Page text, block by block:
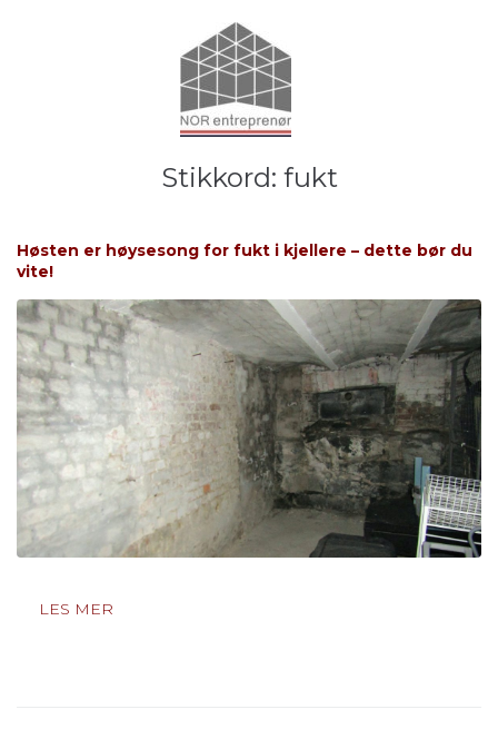
Stikkord: fukt
Høsten er høysesong for fukt i kjellere – dette bør du
vite!
LES MER